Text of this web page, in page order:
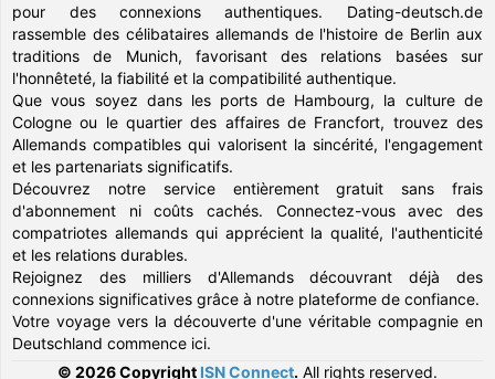
pour des connexions authentiques. Dating-deutsch.de
rassemble des célibataires allemands de l'histoire de Berlin aux
traditions de Munich, favorisant des relations basées sur
l'honnêteté, la fiabilité et la compatibilité authentique.
Que vous soyez dans les ports de Hambourg, la culture de
Cologne ou le quartier des affaires de Francfort, trouvez des
Allemands compatibles qui valorisent la sincérité, l'engagement
et les partenariats significatifs.
Découvrez notre service entièrement gratuit sans frais
d'abonnement ni coûts cachés. Connectez-vous avec des
compatriotes allemands qui apprécient la qualité, l'authenticité
et les relations durables.
Rejoignez des milliers d'Allemands découvrant déjà des
connexions significatives grâce à notre plateforme de confiance.
Votre voyage vers la découverte d'une véritable compagnie en
Deutschland commence ici.
© 2026 Copyright ISN Connect. All rights reserved.